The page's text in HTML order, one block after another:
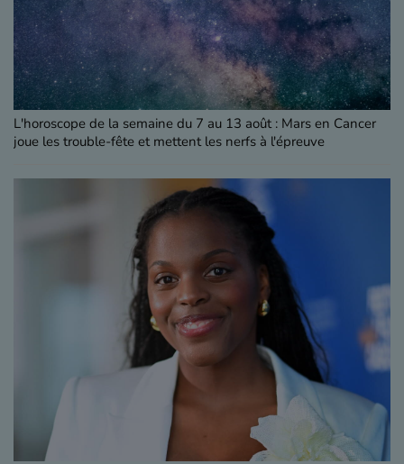
L'horoscope de la semaine du 7 au 13 août : Mars en Cancer
joue les trouble-fête et mettent les nerfs à l'épreuve